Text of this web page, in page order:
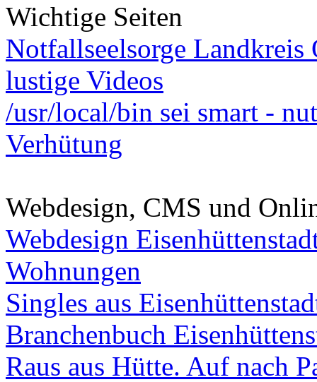
Wichtige Seiten
Notfallseelsorge Landkreis
lustige Videos
/usr/local/bin sei smart -
Verhütung
Webdesign, CMS und
Webdesign
Wohnungen
Singles aus
Branchenbuch
Raus aus Hütte. Auf nach